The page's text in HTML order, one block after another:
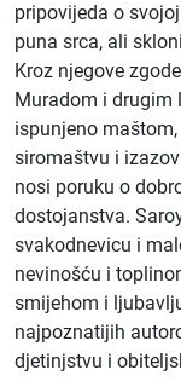
pripovijeda o
puna srca, ali
Kroz njegove
Muradom i drugim
ispunjeno
siromaštvu i
nosi poruku o
dostojanstva.
svakodnevicu i
nevinošću i
smijehom i
najpoznatijih
djetinjstvu i